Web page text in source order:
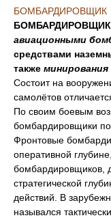
БОМБАРДИРОВЩИК
БОМБАРДИРОВЩИК,
авиационными
средствами
также минирования
Состоит на
самолётов
По своим боевым
бомбардировщики
Фронтовые
оперативной
бомбардировщиков,
стратегической
действий. В
назывался